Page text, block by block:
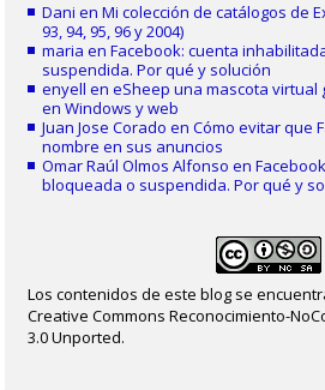
Dani enMi colección de catálogos de
93, 94, 95, 96 y 2004)
maria enFacebook: cuenta
suspendida. Por qué y solución
enyell eneSheep una mascota virtual
en Windows y web
Juan Jose Corado enCómo evitar que
nombre en sus anuncios
Omar Raúl Olmos Alfonso en
bloqueada o suspendida. Por qué y
Los contenidos de este blog se
Creative Commons Reconocimiento-
3.0 Unported.